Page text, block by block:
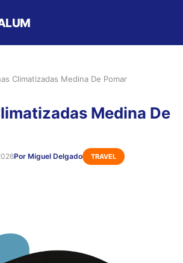
Climatizadas Medina De Pomar
Medina De
Por Miguel Delgado TRAVEL